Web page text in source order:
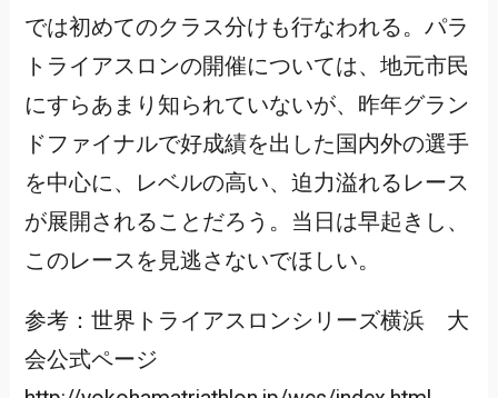
では初めてのクラス分けも行なわれる。パラ
トライアスロンの開催については、地元市民
にすらあまり知られていないが、昨年グラン
ドファイナルで好成績を出した国内外の選手
を中心に、レベルの高い、迫力溢れるレース
が展開されることだろう。当日は早起きし、
このレースを見逃さないでほしい。
参考：世界トライアスロンシリーズ横浜 大
会公式ページ